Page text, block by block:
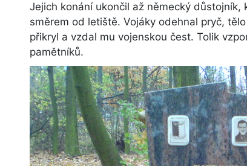
Jejich konání ukončil až německý důstojník,
směrem od letiště. Vojáky odehnal pryč,
přikryl a vzdal mu vojenskou čest. Tolik
pamětníků.